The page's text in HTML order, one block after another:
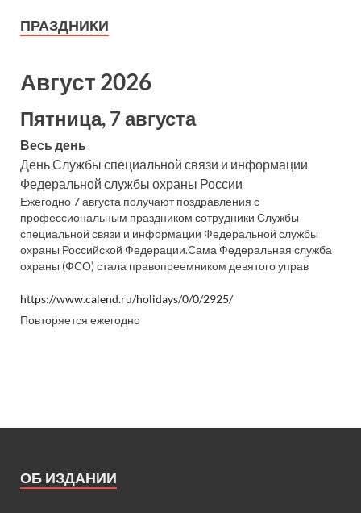
ПРАЗДНИКИ
Август 2026
Пятница, 7 августа
Весь день
День Службы специальной связи и информации
Федеральной службы охраны России
Ежегодно 7 августа получают поздравления с
профессиональным праздником сотрудники Службы
специальной связи и информации Федеральной службы
охраны Российской Федерации.Сама Федеральная служба
охраны (ФСО) стала правопреемником девятого управ
https://www.calend.ru/holidays/0/0/2925/
Повторяется ежегодно
ОБ ИЗДАНИИ